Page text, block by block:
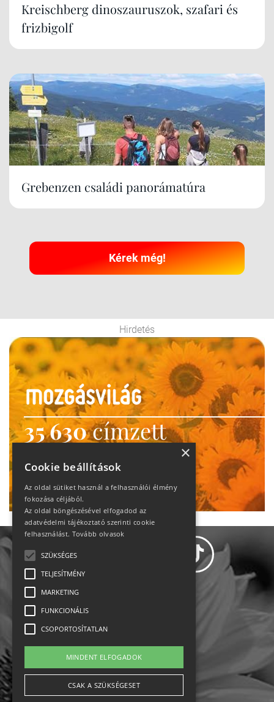
Kreischberg dinoszauruszok, szafari és
frizbigolf
Grebenzen családi panorámatúra
Kérek még!
Hirdetés
35 630címzett
heti motiváció
Ne maradj le!
Állásajánlatok
Impresszum-kapcsolat
Jogi nyilatkozat
×
Cookie beállítások
Az oldal sütiket használ a felhasználói élmény
fokozása céljából.
Az oldal böngészésével elfogadod az
adatvédelmi tájékoztató szerinti cookie
felhasználást. Tovább olvasok
SZÜKSÉGES
TELJESÍTMÉNY
MARKETING
FUNKCIONÁLIS
CSOPORTOSÍTATLAN
MINDENT ELFOGADOK
CSAK A SZÜKSÉGESET